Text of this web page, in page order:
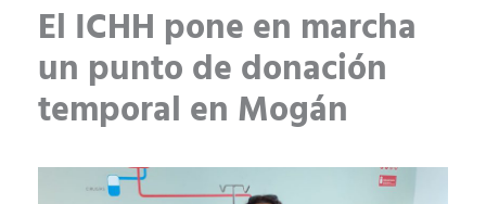
El ICHH pone en marcha
un punto de donación
temporal en Mogán